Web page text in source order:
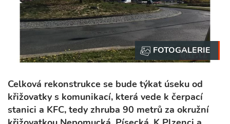
Celková rekonstrukce se bude týkat úseku od
křižovatky s komunikací, která vede k čerpací
stanici a KFC, tedy zhruba 90 metrů za okružní